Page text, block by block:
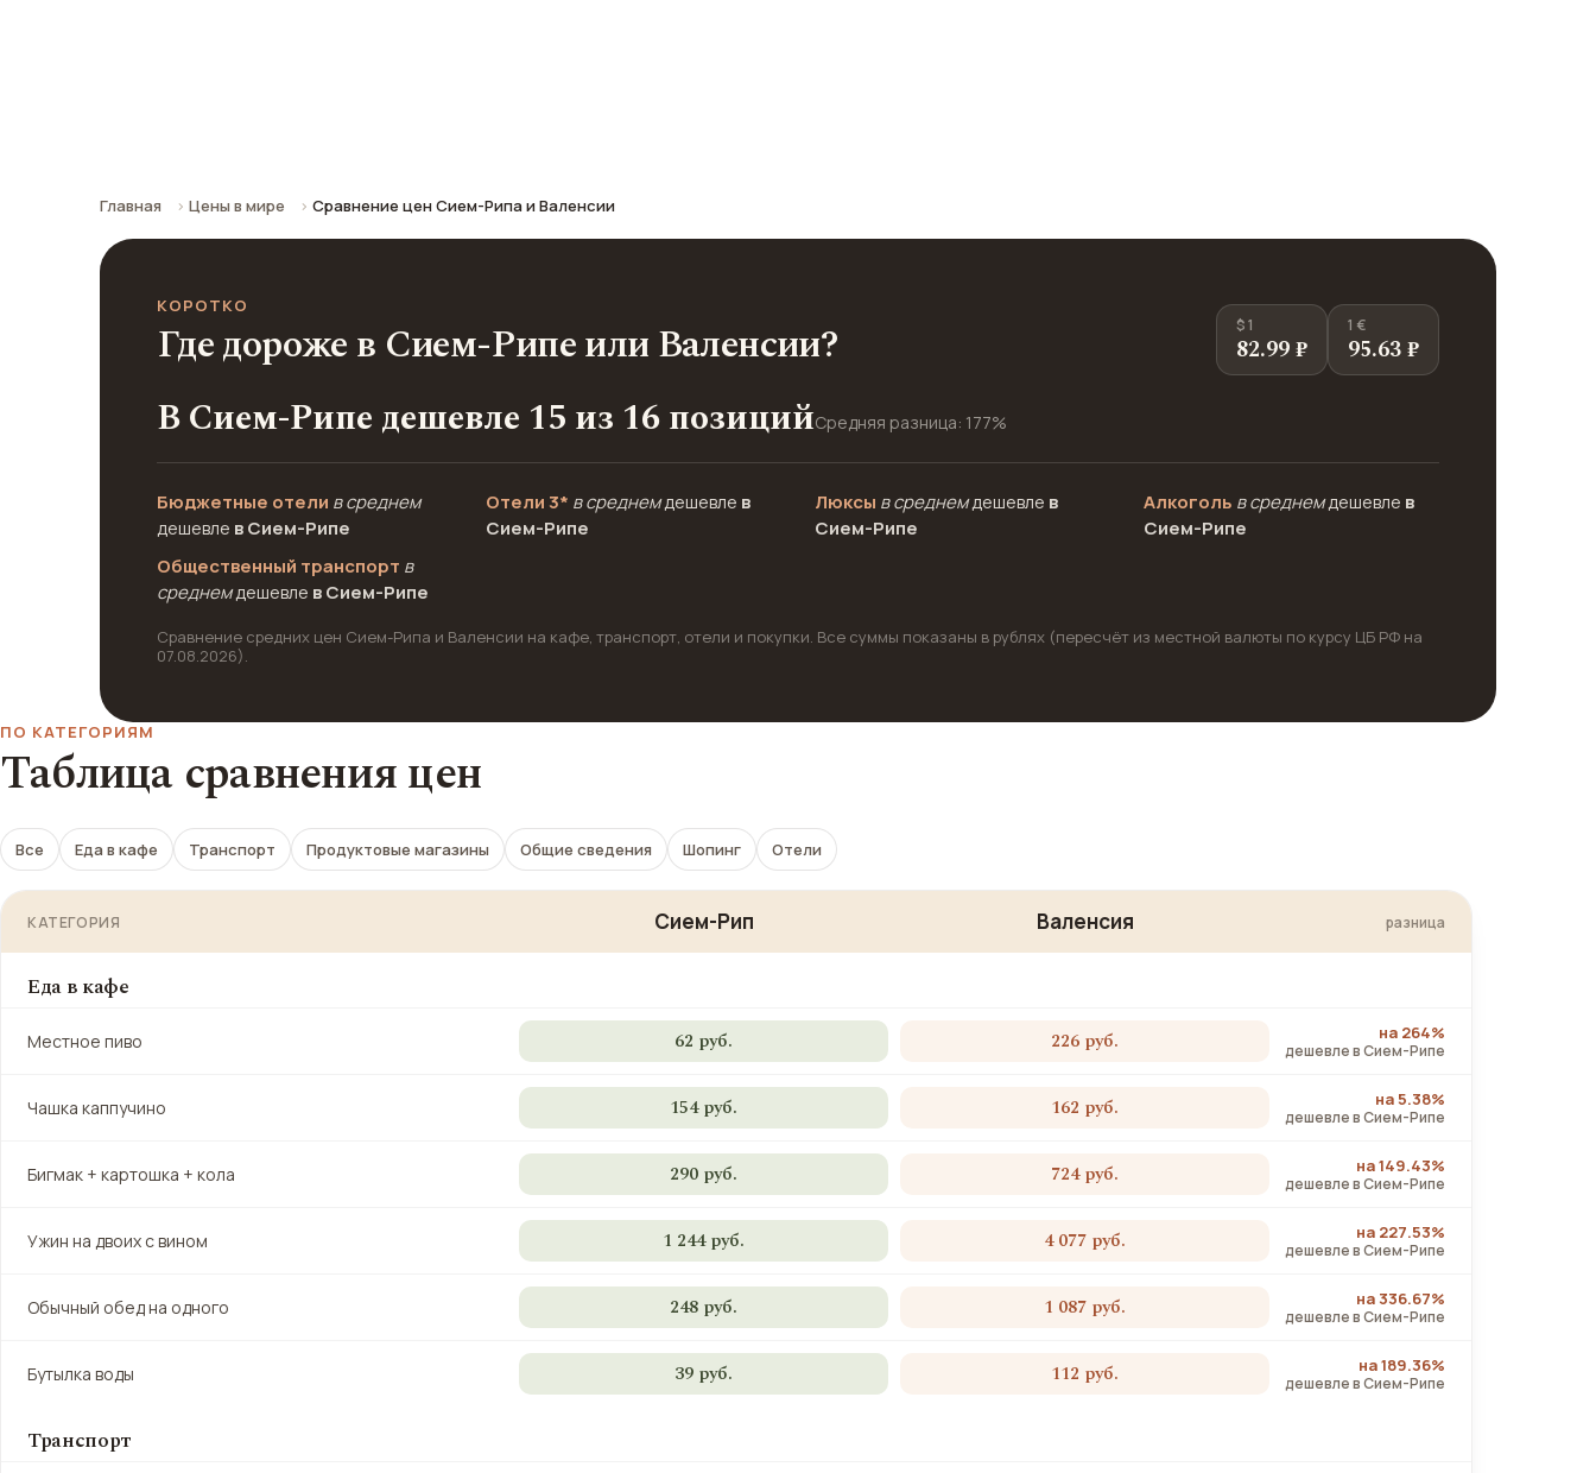
Главная Цены в мире Сравнение цен Сием-Рипа и Валенсии
КОРОТКО
Где дороже в Сием-Рипе или Валенсии? $ 1
82.99 ₽
1 €
95.63 ₽
В Сием-Рипе дешевле 15 из 16 позицийСредняя разница: 177%
Бюджетные отели в среднем
дешевле в Сием-Рипе
Отели 3* в среднемдешевле в
Сием-Рипе
Люксы в среднемдешевле в
Сием-Рипе
Алкоголь в среднемдешевле в
Сием-Рипе
Общественный транспорт в
среднемдешевле в Сием-Рипе
Сравнение средних цен Сием-Рипа и Валенсии на кафе, транспорт, отели и покупки. Все суммы показаны в рублях (пересчёт из местной валюты по курсу ЦБ РФ на
07.08.2026).
ПО КАТЕГОРИЯМ
Таблица сравнения цен
Все Еда в кафе Транспорт Продуктовые магазины Общие сведения Шопинг Отели
КАТЕГОРИЯ Сием-Рип Валенсия разница
Еда в кафе
Местное пиво 62 руб. 226 руб. на 264%
дешевле в Сием-Рипе
Чашка каппучино 154 руб. 162 руб. на 5.38%
дешевле в Сием-Рипе
Бигмак + картошка + кола 290 руб. 724 руб. на 149.43%
дешевле в Сием-Рипе
Ужин на двоих с вином 1 244 руб. 4 077 руб. на 227.53%
дешевле в Сием-Рипе
Обычный обед на одного 248 руб. 1 087 руб. на 336.67%
дешевле в Сием-Рипе
Бутылка воды 39 руб. 112 руб. на 189.36%
дешевле в Сием-Рипе
Транспорт